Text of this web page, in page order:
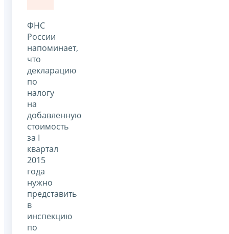
ФНС
России
напоминает,
что
декларацию
по
налогу
на
добавленную
стоимость
за I
квартал
2015
года
нужно
представить
в
инспекцию
по